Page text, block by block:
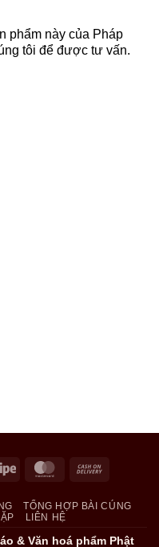
phẩm này của Pháp
tôi để được tư vấn.
Stripe MasterCard
Delivery
TỔNG HỢP BÀI CÚNG
LIÊN HỆ
& Văn hoá phẩm Phật